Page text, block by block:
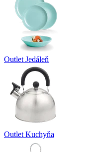
Outlet Jedáleň
Outlet Kuchyňa